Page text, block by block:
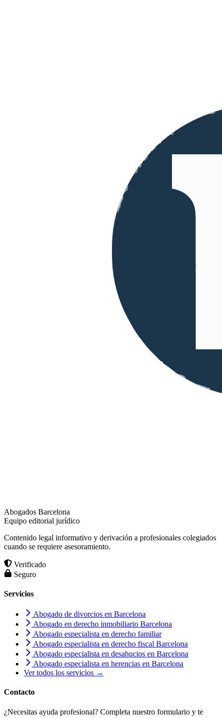
Abogados Barcelona
Equipo editorial jurídico
Contenido legal informativo y derivación a profesionales colegiados
cuando se requiere asesoramiento.
Verificado
Seguro
Servicios
Abogado de divorcios en Barcelona
Abogado en derecho inmobiliario Barcelona
Abogado especialista en derecho familiar
Abogado especialista en derecho fiscal Barcelona
Abogado especialista en desahucios en Barcelona
Abogado especialista en herencias en Barcelona
Ver todos los servicios →
Contacto
¿Necesitas ayuda profesional? Completa nuestro formulario y te